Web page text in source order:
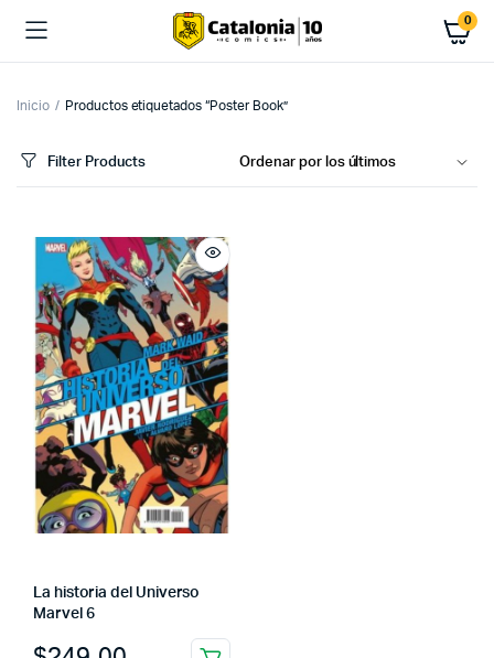
0
Inicio Productos etiquetados “Poster Book”
Filter Products
La historia del Universo
Marvel 6